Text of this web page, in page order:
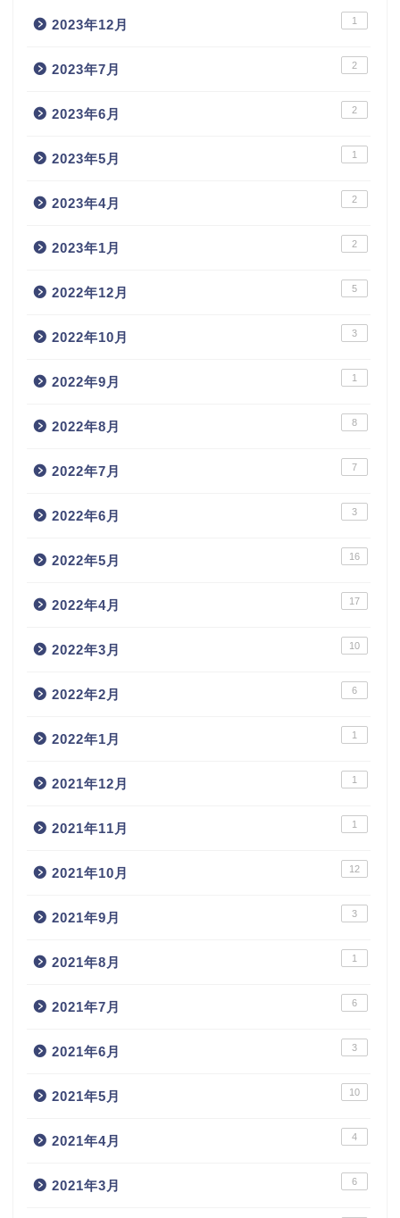
2023年12月 1
2023年7月 2
2023年6月 2
2023年5月 1
2023年4月 2
2023年1月 2
2022年12月 5
2022年10月 3
2022年9月 1
2022年8月 8
2022年7月 7
2022年6月 3
2022年5月 16
2022年4月 17
2022年3月 10
2022年2月 6
2022年1月 1
2021年12月 1
2021年11月 1
2021年10月 12
2021年9月 3
2021年8月 1
2021年7月 6
2021年6月 3
2021年5月 10
2021年4月 4
2021年3月 6